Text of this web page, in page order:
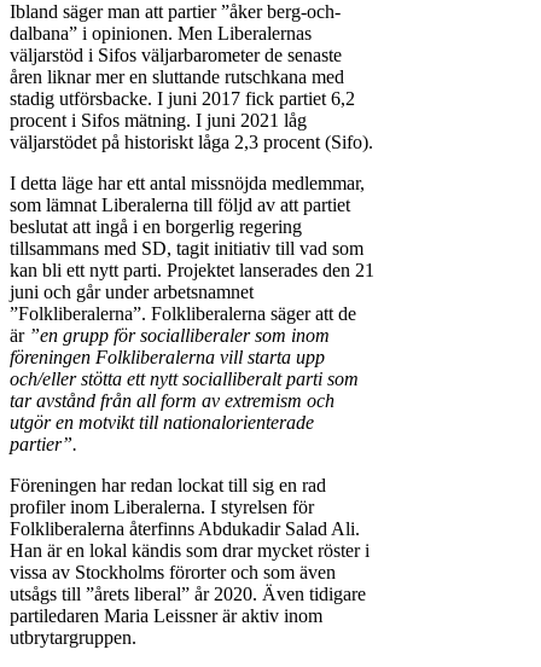
Ibland säger man att partier ”åker berg-och-
dalbana” i opinionen. Men Liberalernas
väljarstöd i Sifos väljarbarometer de senaste
åren liknar mer en sluttande rutschkana med
stadig utförsbacke. I juni 2017 fick partiet 6,2
procent i Sifos mätning. I juni 2021 låg
väljarstödet på historiskt låga 2,3 procent (Sifo).
I detta läge har ett antal missnöjda medlemmar,
som lämnat Liberalerna till följd av att partiet
beslutat att ingå i en borgerlig regering
tillsammans med SD, tagit initiativ till vad som
kan bli ett nytt parti. Projektet lanserades den 21
juni och går under arbetsnamnet
”Folkliberalerna”. Folkliberalerna säger att de
är ”en grupp för socialliberaler som inom
föreningen Folkliberalerna vill starta upp
och/eller stötta ett nytt socialliberalt parti som
tar avstånd från all form av extremism och
utgör en motvikt till nationalorienterade
partier”.
Föreningen har redan lockat till sig en rad
profiler inom Liberalerna. I styrelsen för
Folkliberalerna återfinns Abdukadir Salad Ali.
Han är en lokal kändis som drar mycket röster i
vissa av Stockholms förorter och som även
utsågs till ”årets liberal” år 2020. Även tidigare
partiledaren Maria Leissner är aktiv inom
utbrytargruppen.